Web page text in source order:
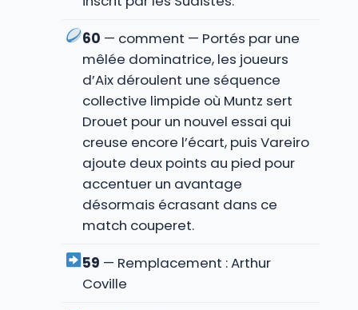
60 — comment — Portés par une
mêlée dominatrice, les joueurs
d’Aix déroulent une séquence
collective limpide où Muntz sert
Drouet pour un nouvel essai qui
creuse encore l’écart, puis Vareiro
ajoute deux points au pied pour
accentuer un avantage
désormais écrasant dans ce
match couperet.
59 — Remplacement : Arthur
Coville